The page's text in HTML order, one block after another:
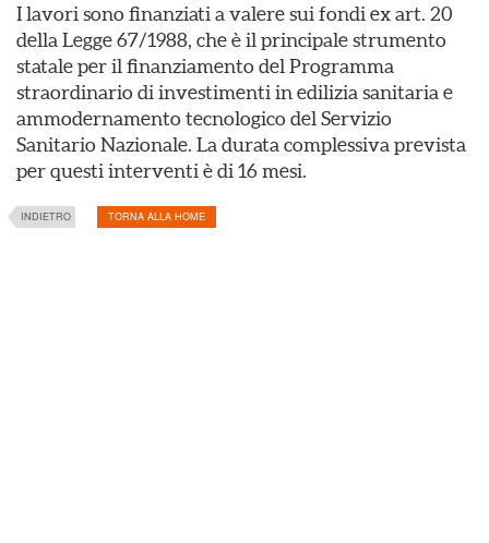
I lavori sono finanziati a valere sui fondi ex art. 20
della Legge 67/1988, che è il principale strumento
statale per il finanziamento del Programma
straordinario di investimenti in edilizia sanitaria e
ammodernamento tecnologico del Servizio
Sanitario Nazionale. La durata complessiva prevista
per questi interventi è di 16 mesi.
INDIETRO TORNA ALLA HOME